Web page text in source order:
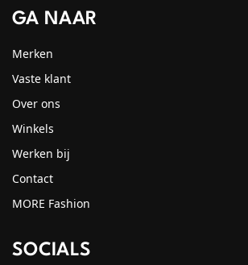
GA NAAR
Merken
Vaste klant
Over ons
Winkels
Werken bij
Contact
MORE Fashion
SOCIALS